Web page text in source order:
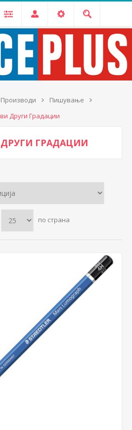
Пишување
Други Градации
ГРАДАЦИИ
по страна